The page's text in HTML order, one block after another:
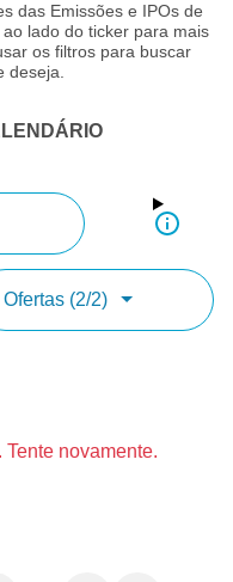
das Emissões e IPOs de
lado do ticker para mais
os filtros para buscar
deseja.
Ofertas (2/2)
novamente.